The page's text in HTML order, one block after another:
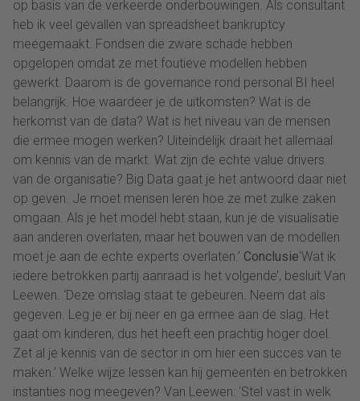
op basis van de verkeerde onderbouwingen. Als consultant
heb ik veel gevallen van spreadsheet bankruptcy
meegemaakt. Fondsen die zware schade hebben
opgelopen omdat ze met foutieve modellen hebben
gewerkt. Daarom is de governance rond personal BI heel
belangrijk. Hoe waardeer je de uitkomsten? Wat is de
herkomst van de data? Wat is het niveau van de mensen
die ermee mogen werken? Uiteindelijk draait het allemaal
om kennis van de markt. Wat zijn de echte value drivers
van de organisatie? Big Data gaat je het antwoord daar niet
op geven. Je moet mensen leren hoe ze met zulke zaken
omgaan. Als je het model hebt staan, kun je de visualisatie
aan anderen overlaten, maar het bouwen van de modellen
moet je aan de echte experts overlaten.’ Conclusie‘Wat ik
iedere betrokken partij aanraad is het volgende’, besluit Van
Leewen. ‘Deze omslag staat te gebeuren. Neem dat als
gegeven. Leg je er bij neer en ga ermee aan de slag. Het
gaat om kinderen, dus het heeft een prachtig hoger doel.
Zet al je kennis van de sector in om hier een succes van te
maken.’ Welke wijze lessen kan hij gemeenten en betrokken
instanties nog meegeven? Van Leewen: ‘Stel vast in welk